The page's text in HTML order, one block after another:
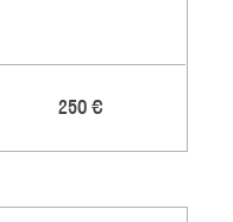
250 €